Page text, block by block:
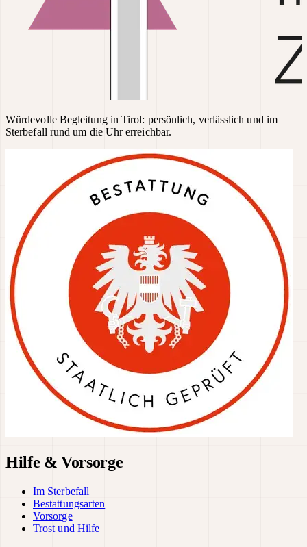
Würdevolle Begleitung in Tirol: persönlich, verlässlich und im
Sterbefall rund um die Uhr erreichbar.
Hilfe & Vorsorge
Im Sterbefall
Bestattungsarten
Vorsorge
Trost und Hilfe